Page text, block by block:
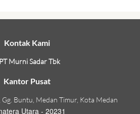
Kontak Kami
PT Murni Sadar Tbk
Kantor Pusat
Gg. Buntu, Medan Timur, Kota Medan
Utara - 20231